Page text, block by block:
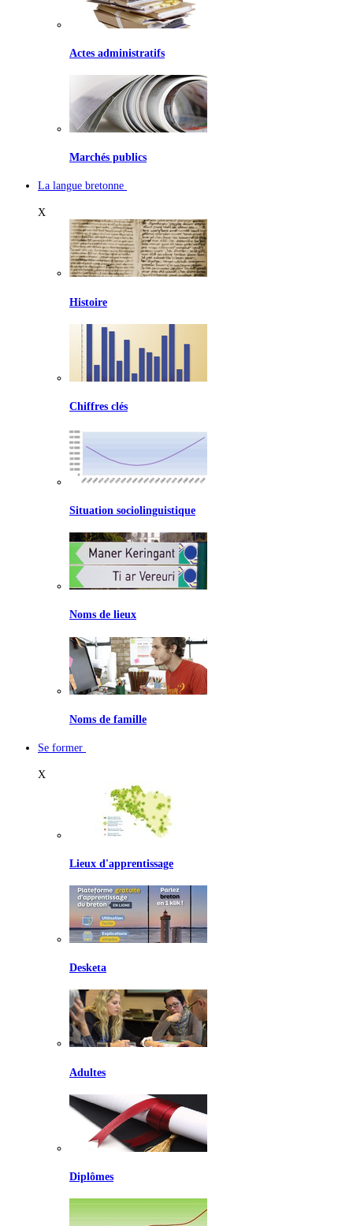
Actes administratifs
Marchés publics
La langue bretonne
X
Histoire
Chiffres clés
Situation sociolinguistique
Noms de lieux
Noms de famille
Se former
X
Lieux d'apprentissage
Desketa
Adultes
Diplômes